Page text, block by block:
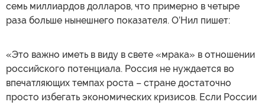
семь миллиардов долларов, что примерно в четыре
раза больше нынешнего показателя. О’Нил пишет:
«Это важно иметь в виду в свете «мрака» в отношении
российского потенциала. Россия не нуждается во
впечатляющих темпах роста – стране достаточно
просто избегать экономических кризисов. Если России